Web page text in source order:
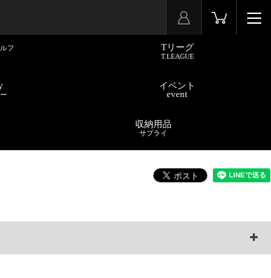
フ
Tリーグ
T.LEAGUE
イベント
event
収納用品
サプライ